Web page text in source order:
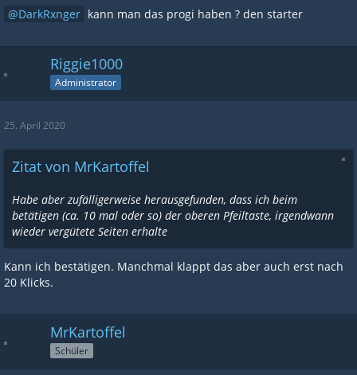
DarkRxnger kann man das progi haben ? den starter
Riggie1000
Administrator
25. April 2020
Zitat von MrKartoffel
Habe aber zufälligerweise herausgefunden, dass ich beim
betätigen (ca. 10 mal oder so) der oberen Pfeiltaste, irgendwann
wieder vergütete Seiten erhalte
Kann ich bestätigen. Manchmal klappt das aber auch erst nach
20 Klicks.
MrKartoffel
Schüler